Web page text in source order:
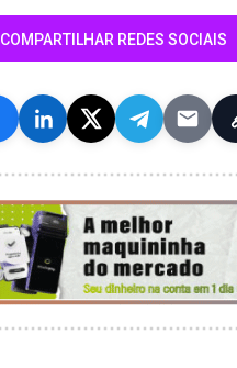
COMPARTILHAR REDES SOCIAIS